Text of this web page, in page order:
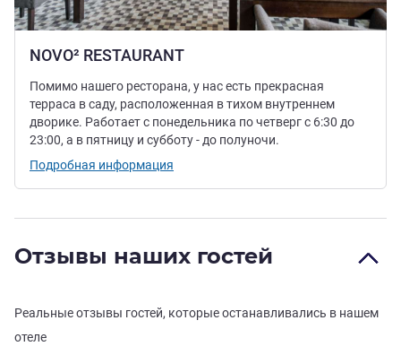
NOVO² RESTAURANT
Помимо нашего ресторана, у нас есть прекрасная
терраса в саду, расположенная в тихом внутреннем
дворике. Работает с понедельника по четверг с 6:30 до
23:00, а в пятницу и субботу - до полуночи.
Подробная информация
Отзывы наших гостей
Реальные отзывы гостей, которые останавливались в нашем
отеле